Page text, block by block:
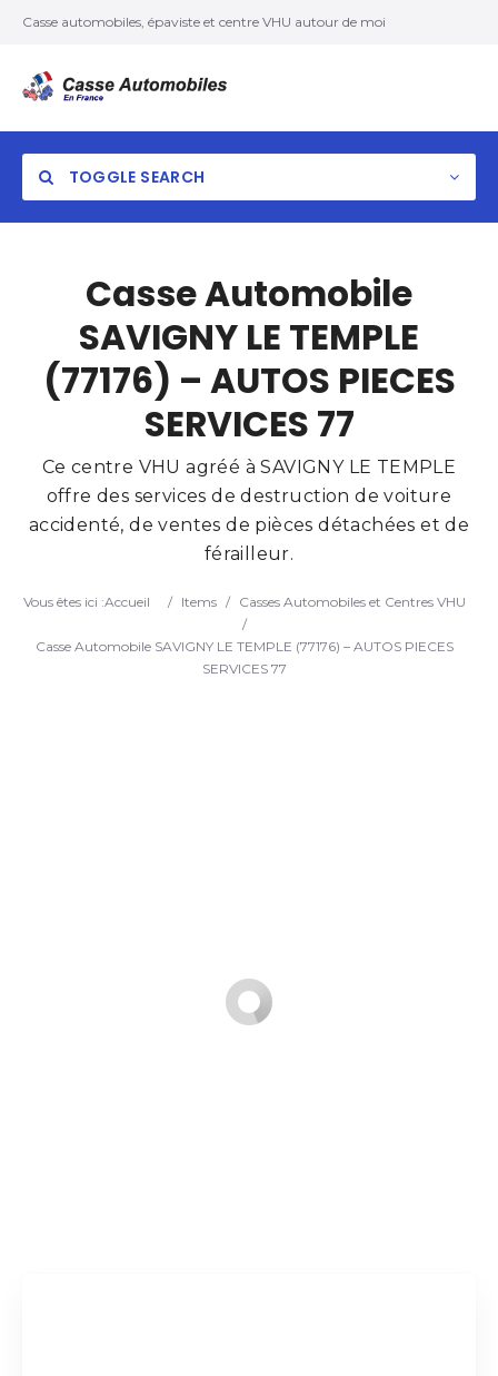
Casse automobiles, épaviste et centre VHU autour de moi
TOGGLE SEARCH
Search
Casse Automobile
SAVIGNY LE TEMPLE
(77176) – AUTOS PIECES
SERVICES 77
Ce centre VHU agréé à SAVIGNY LE TEMPLE
offre des services de destruction de voiture
accidenté, de ventes de pièces détachées et de
férailleur.
Vous êtes ici :Accueil / Items / Casses Automobiles et Centres VHU
/
Casse Automobile SAVIGNY LE TEMPLE (77176) – AUTOS PIECES
SERVICES 77